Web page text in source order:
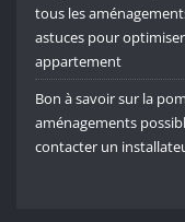
tous les
astuces pour
appartement
Bon à savoir sur la
aménagements
contacter un